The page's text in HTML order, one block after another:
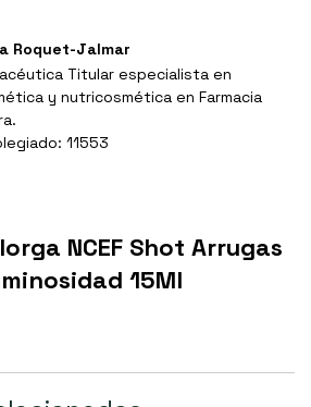
Roquet-Jalmar
Titular especialista en
y nutricosmética en Farmacia
11553
NCEF Shot Arrugas
15Ml